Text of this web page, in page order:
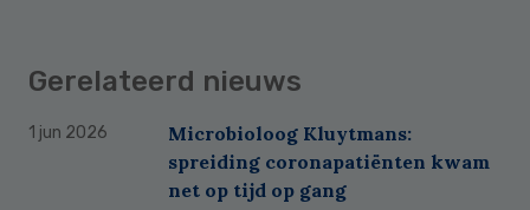
Gerelateerd nieuws
1 jun 2026
Microbioloog Kluytmans:
spreiding coronapatiënten kwam
net op tijd op gang